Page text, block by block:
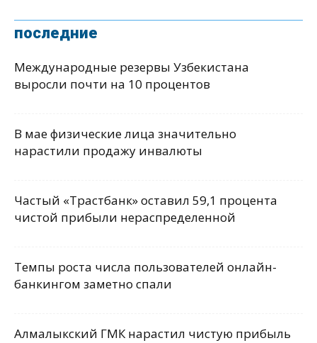
последние
Международные резервы Узбекистана
выросли почти на 10 процентов
В мае физические лица значительно
нарастили продажу инвалюты
Частый «Трастбанк» оставил 59,1 процента
чистой прибыли нераспределенной
Темпы роста числа пользователей онлайн-
банкингом заметно спали
Алмалыкский ГМК нарастил чистую прибыль